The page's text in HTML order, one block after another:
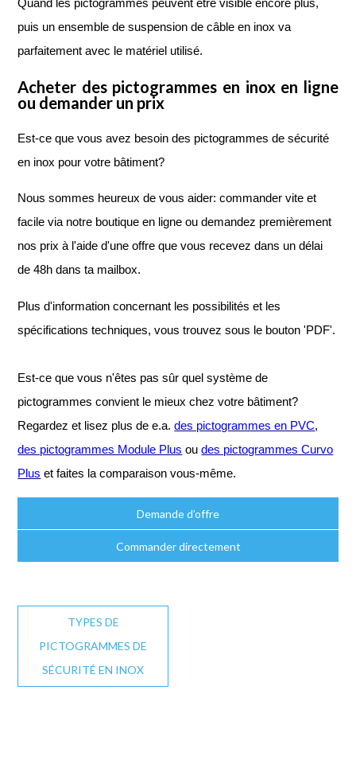
puis un ensemble de suspension de câble en inox va
parfaitement avec le matériel utilisé.
Acheter des pictogrammes en inox en ligne
ou demander un prix
Est-ce que vous avez besoin des pictogrammes de sécurité
en inox pour votre bâtiment?
Nous sommes heureux de vous aider: commander vite et
facile via notre boutique en ligne ou demandez premièrement
nos prix à l'aide d'une offre que vous recevez dans un délai
de 48h dans ta mailbox.
Plus d'information concernant les possibilités et les
spécifications techniques, vous trouvez sous le bouton 'PDF'.
Est-ce que vous n'êtes pas sûr quel système de
pictogrammes convient le mieux chez votre bâtiment?
Regardez et lisez plus de e.a.des pictogrammes en PVC,
des pictogrammes Module Plus oudes pictogrammes Curvo
Plus et faites la comparaison vous-même.
Demande d’offre
Commander directement
TYPES DE
PICTOGRAMMES DE
SÉCURITÉ EN INOX